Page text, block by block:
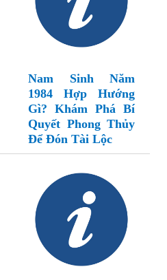
Nam Sinh Năm
1984 Hợp Hướng
Gì? Khám Phá Bí
Quyết Phong Thủy
Để Đón Tài Lộc